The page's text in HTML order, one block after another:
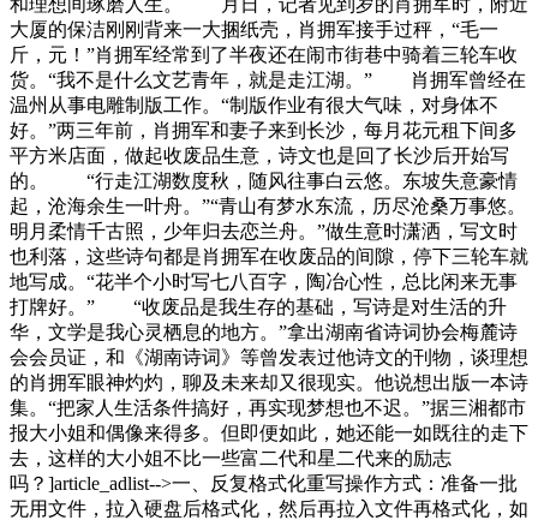
大厦的保洁刚刚背来一大捆纸壳，肖拥军接手过秤，“毛一
斤，元！”肖拥军经常到了半夜还在闹市街巷中骑着三轮车收
货。“我不是什么文艺青年，就是走江湖。” 肖拥军曾经在
温州从事电雕制版工作。“制版作业有很大气味，对身体不
好。”两三年前，肖拥军和妻子来到长沙，每月花元租下间多
平方米店面，做起收废品生意，诗文也是回了长沙后开始写
的。 “行走江湖数度秋，随风往事白云悠。东坡失意豪情
起，沧海余生一叶舟。”“青山有梦水东流，历尽沧桑万事悠。
明月柔情千古照，少年归去恋兰舟。”做生意时潇洒，写文时
也利落，这些诗句都是肖拥军在收废品的间隙，停下三轮车就
地写成。“花半个小时写七八百字，陶冶心性，总比闲来无事
打牌好。” “收废品是我生存的基础，写诗是对生活的升
华，文学是我心灵栖息的地方。”拿出湖南省诗词协会梅麓诗
会会员证，和《湖南诗词》等曾发表过他诗文的刊物，谈理想
的肖拥军眼神灼灼，聊及未来却又很现实。他说想出版一本诗
集。“把家人生活条件搞好，再实现梦想也不迟。”据三湘都市
报大小姐和偶像来得多。但即便如此，她还能一如既往的走下
去，这样的大小姐不比一些富二代和星二代来的励志
吗？]article_adlist-->一、反复格式化重写操作方式：准备一批
无用文件，拉入硬盘后格式化，然后再拉入文件再格式化，如